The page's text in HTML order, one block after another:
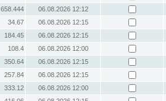
658.444
06.08.2026 12:12
34.67
06.08.2026 12:15
184.45
06.08.2026 12:15
108.4
06.08.2026 12:00
350.64
06.08.2026 12:15
257.84
06.08.2026 12:15
333.12
06.08.2026 12:00